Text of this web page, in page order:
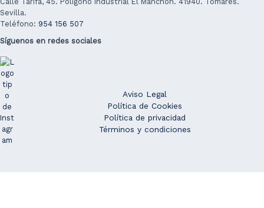
Sevilla.
Teléfono: 954 156 507
Síguenos en redes sociales
Aviso Legal
Política de Cookies
Política de privacidad
Términos y condiciones